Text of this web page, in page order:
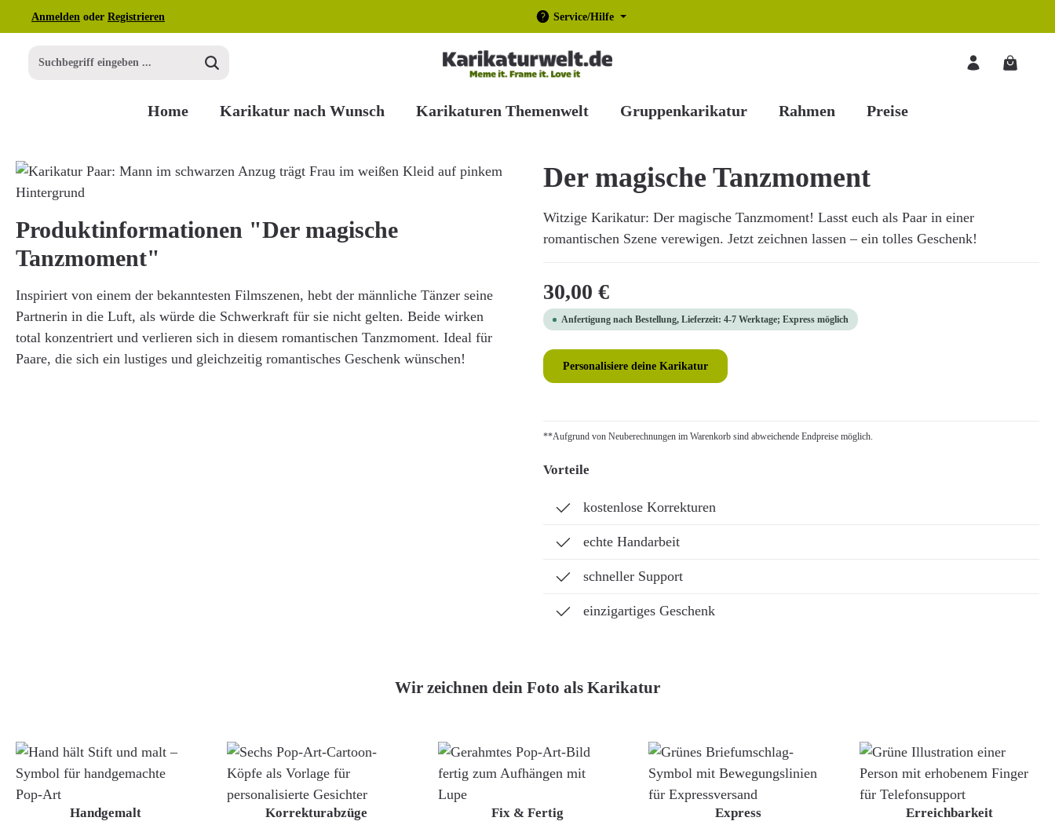
Hauptinhalt springen
Zur Suche springen
Zur Hauptnavigation springen
Anmelden oder Registrieren Service/Hilfe
Home Karikatur nach Wunsch Karikaturen Themenwelt Gruppenkarikatur Rahmen Preise
Bildergalerie überspringen Der magische Tanzmoment
Witzige Karikatur: Der magische Tanzmoment! Lasst euch als Paar in einer
romantischen Szene verewigen. Jetzt zeichnen lassen – ein tolles Geschenk!
Regulärer Preis:
30,00 €
Anfertigung nach Bestellung, Lieferzeit: 4-7 Werktage; Express möglich
Personalisiere deine Karikatur
**Aufgrund von Neuberechnungen im Warenkorb sind abweichende Endpreise möglich.
Vorteile
kostenlose Korrekturen
echte Handarbeit
schneller Support
einzigartiges Geschenk
Produktinformationen "Der magische
Tanzmoment"
Inspiriert von einem der bekanntesten Filmszenen, hebt der männliche Tänzer seine
Partnerin in die Luft, als würde die Schwerkraft für sie nicht gelten. Beide wirken
total konzentriert und verlieren sich in diesem romantischen Tanzmoment. Ideal für
Paare, die sich ein lustiges und gleichzeitig romantisches Geschenk wünschen!
Wir zeichnen dein Foto als Karikatur
Handgemalt Korrekturabzüge Fix & Fertig Express Erreichbarkeit